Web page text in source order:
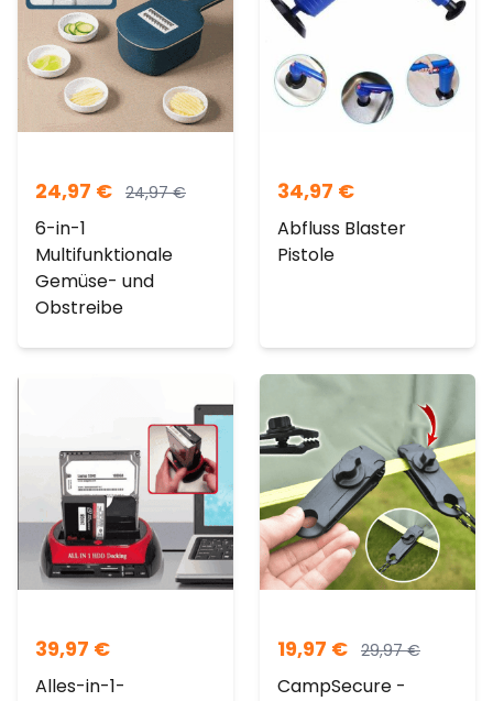
24,97 € 24,97€
6-in-1
Multifunktionale
Gemüse- und
Obstreibe
34,97 €
Abfluss Blaster
Pistole
39,97 €
Alles-in-1-
19,97 € 29,97€
CampSecure -